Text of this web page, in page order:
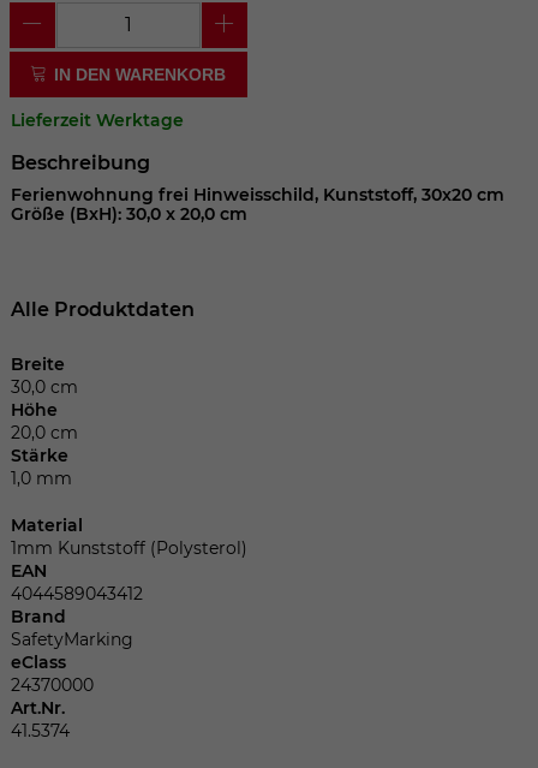
IN DEN WARENKORB
Lieferzeit Werktage
Beschreibung
Ferienwohnung frei Hinweisschild, Kunststoff, 30x20 cm
Größe (BxH): 30,0 x 20,0 cm
Alle Produktdaten
Breite
30,0 cm
Höhe
20,0 cm
Stärke
1,0 mm
Material
1mm Kunststoff (Polysterol)
EAN
4044589043412
Brand
SafetyMarking
eClass
24370000
Art.Nr.
41.5374
Name cookie_optin
Laufzeit
Dieses Cookie wird verwendet, um Ihre
Anbieter
Laufzeit
Einstellungen. Unter anderem eine
zufällig generierte ID, für die historische
Name
Cookie-Informationen anzeigen